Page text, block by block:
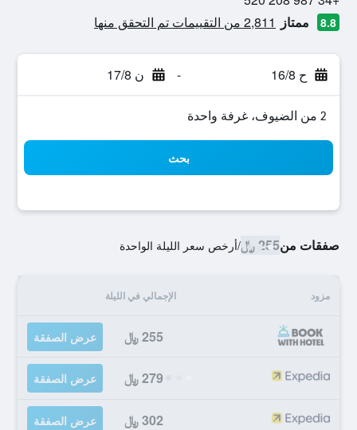
8.8 ممتاز 2,811 من التقييمات تم التحقق منها
ح 16/8 - ن 17/8
2 من الضيوف، غرفة واحدة
بحث
صفقات من255 ﷼ /أرخص سعر الليلة الواحدة
مزود الإجمالي في الليلة
255 ﷼ عرض الصفقة
279 ﷼ عرض الصفقة
302 ﷼ عرض الصفقة